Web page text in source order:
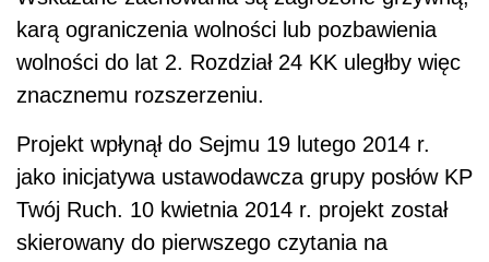
karą ograniczenia wolności lub pozbawienia
wolności do lat 2. Rozdział 24 KK uległby więc
znacznemu rozszerzeniu.
Projekt wpłynął do Sejmu 19 lutego 2014 r.
jako inicjatywa ustawodawcza grupy posłów KP
Twój Ruch. 10 kwietnia 2014 r. projekt został
skierowany do pierwszego czytania na